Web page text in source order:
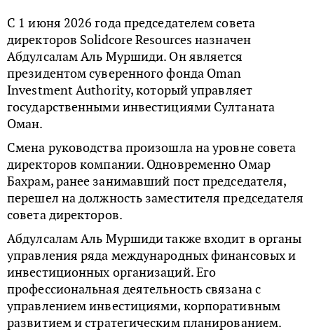
С 1 июня 2026 года председателем совета
директоров Solidcore Resources назначен
Абдулсалам Аль Муршиди. Он является
президентом суверенного фонда Oman
Investment Authority, который управляет
государственными инвестициями Султаната
Оман.
Смена руководства произошла на уровне совета
директоров компании. Одновременно Омар
Бахрам, ранее занимавший пост председателя,
перешел на должность заместителя председателя
совета директоров.
Абдулсалам Аль Муршиди также входит в органы
управления ряда международных финансовых и
инвестиционных организаций. Его
профессиональная деятельность связана с
управлением инвестициями, корпоративным
развитием и стратегическим планированием.